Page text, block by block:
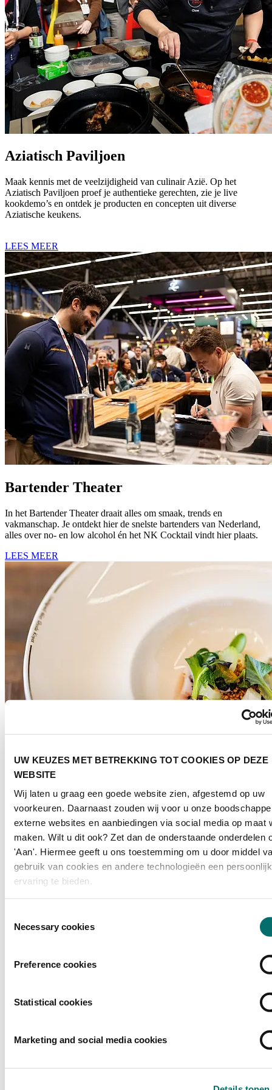
UW KEUZES MET BETREKKING TOT COOKIES OP DEZE
WEBSITE
Wij laten u graag een goede website zien, afgestemd op uw
voorkeuren. Daarnaast zouden wij voor u onze
externe websites en aanbiedingen via social media op maat
maken. Wilt u dit ook? Zet dan de onderstaande onderdelen
'Aan'. Hiermee geeft u ons toestemming om u door middel
gebruik van cookies en andere technologieën een
ervaring te bieden.
Necessary cookies
Preference cookies
Statistical cookies
Marketing and social media cookies
Aziatisch Paviljoen
Maak kennis met de veelzijdigheid van culinair Azië. Op het
Aziatisch Paviljoen proef je authentieke gerechten, zie je live
kookdemo’s en ontdek je producten en concepten uit diverse
Aziatische keukens.
LEES MEER
Bartender Theater
In het Bartender Theater draait alles om smaak, trends en
vakmanschap. Je ontdekt hier de snelste bartenders van Nederland,
alles over no- en low alcohol én het NK Cocktail vindt hier plaats.
LEES MEER
Culinair
Ontdek culinaire inspiratie in de breedste zin van het woord. Van
live cooking en proeverijen tot een chef's table en nieuwe smaken:
LEES MEER